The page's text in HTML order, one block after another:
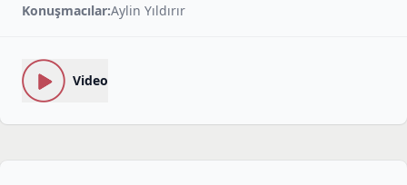
Konuşmacılar:Aylin Yıldırır
Video